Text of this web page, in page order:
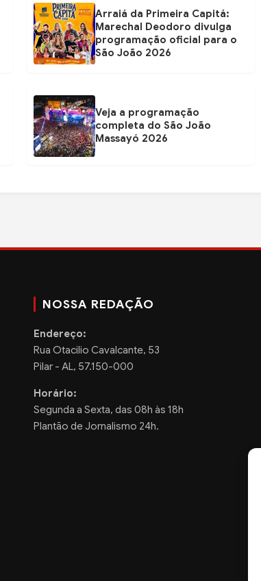
Arraiá da Primeira Capitá:
Marechal Deodoro divulga
programação oficial para o
São João 2026
Veja a programação
completa do São João
Massayó 2026
NOSSA REDAÇÃO
Endereço:
Rua Otacilio Cavalcante, 53
Pilar - AL, 57.150-000
Horário:
Segunda a Sexta, das 08h às 18h
Plantão de Jornalismo 24h.